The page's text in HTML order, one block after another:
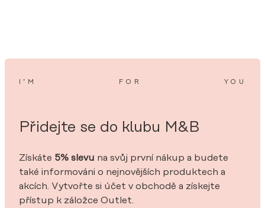
I’M FOR YOU
Přidejte se do klubu M&B
Získáte 5% slevu na svůj první nákup a budete
také informováni o nejnovějších produktech a
akcích. Vytvořte si účet v obchodě a získejte
přístup k záložce Outlet.